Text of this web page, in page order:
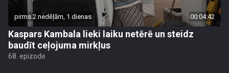
pirms 2 nedēļām, 1 dienas 00:04:42
Kaspars Kambala lieki laiku netērē un steidz
baudīt ceļojuma mirkļus
68. epizode